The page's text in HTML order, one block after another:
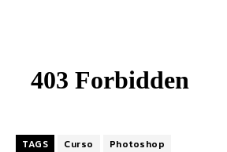
TAGS Curso Photoshop